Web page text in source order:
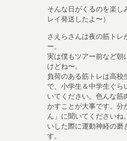
そんな日がくるのを楽し
レイ発送したよ〜）
さえらさんは夜の筋ト
ー。
実は僕もツアー前など朝
けどね〜。
負荷のある筋トレは高
で、小学生＆中学生ぐら
いてください。色んな筋
かすことが大事です。分
ん」に聞いてください
いした際に運動神経の磨
す。